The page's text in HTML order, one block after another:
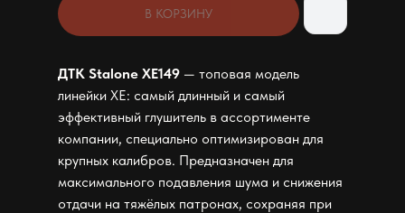
В КОРЗИНУ
ДТК Stalone XE149 — топовая модель
линейки XE: самый длинный и самый
эффективный глушитель в ассортименте
компании, специально оптимизирован для
крупных калибров. Предназначен для
максимального подавления шума и снижения
отдачи на тяжёлых патронах, сохраняя при